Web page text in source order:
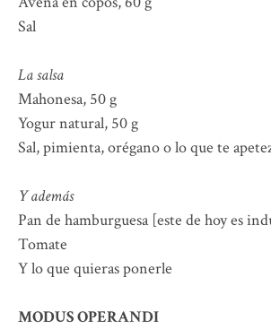
Sal
La salsa
Mahonesa, 50 g
Yogur natural, 50 g
Sal, pimienta, orégano o lo que te
Y además
Pan de hamburguesa [este de hoy es
Tomate
Y lo que quieras ponerle
MODUS OPERANDI